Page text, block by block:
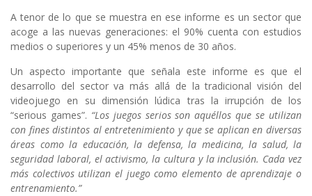
A tenor de lo que se muestra en ese informe es un sector que
acoge a las nuevas generaciones: el 90% cuenta con estudios
medios o superiores y un 45% menos de 30 años.
Un aspecto importante que señala este informe es que el
desarrollo del sector va más allá de la tradicional visión del
videojuego en su dimensión lúdica tras la irrupción de los
“serious games”. “Los juegos serios son aquéllos que se utilizan
con fines distintos al entretenimiento y que se aplican en diversas
áreas como la educación, la defensa, la medicina, la salud, la
seguridad laboral, el activismo, la cultura y la inclusión. Cada vez
más colectivos utilizan el juego como elemento de aprendizaje o
entrenamiento.”